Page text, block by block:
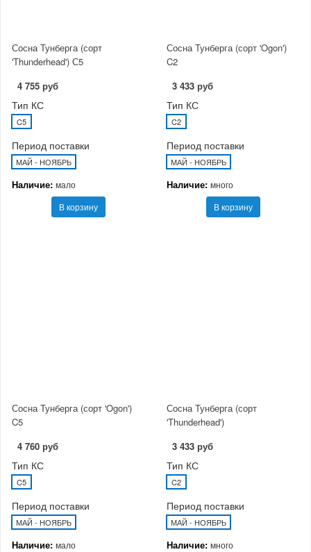
Сосна Тунберга (сорт
'Thunderhead') С5
4 755 руб
Тип КС
C5
Период поставки
МАЙ - НОЯБРЬ
Наличие: мало
В корзину
Сосна Тунберга (сорт 'Ogon')
C2
3 433 руб
Тип КС
C2
Период поставки
МАЙ - НОЯБРЬ
Наличие: много
В корзину
Сосна Тунберга (сорт 'Ogon')
C5
4 760 руб
Тип КС
C5
Период поставки
МАЙ - НОЯБРЬ
Наличие: мало
Сосна Тунберга (сорт
'Thunderhead')
3 433 руб
Тип КС
C2
Период поставки
МАЙ - НОЯБРЬ
Наличие: много